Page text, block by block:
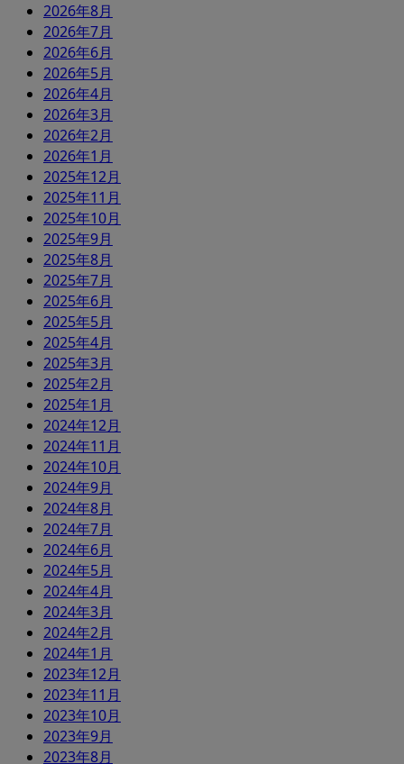
2026年8月
2026年7月
2026年6月
2026年5月
2026年4月
2026年3月
2026年2月
2026年1月
2025年12月
2025年11月
2025年10月
2025年9月
2025年8月
2025年7月
2025年6月
2025年5月
2025年4月
2025年3月
2025年2月
2025年1月
2024年12月
2024年11月
2024年10月
2024年9月
2024年8月
2024年7月
2024年6月
2024年5月
2024年4月
2024年3月
2024年2月
2024年1月
2023年12月
2023年11月
2023年10月
2023年9月
2023年8月